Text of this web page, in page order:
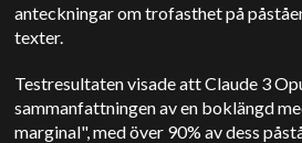
anteckningar om trofasthet på
texter.
Testresultaten visade att Claude 3
sammanfattningen av en boklängd
marginal", med över 90% av dess